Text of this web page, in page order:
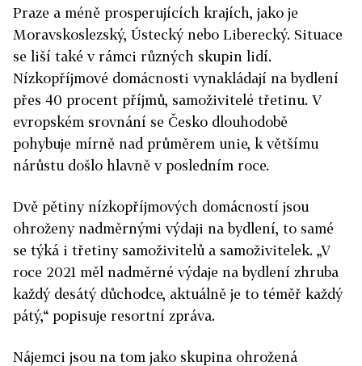
Praze a méně prosperujících krajích, jako je
Moravskoslezský, Ústecký nebo Liberecký. Situace
se liší také v rámci různých skupin lidí.
Nízkopříjmové domácnosti vynakládají na bydlení
přes 40 procent příjmů, samoživitelé třetinu. V
evropském srovnání se Česko dlouhodobě
pohybuje mírně nad průměrem unie, k většímu
nárůstu došlo hlavně v posledním roce.
Dvě pětiny nízkopříjmových domácností jsou
ohroženy nadměrnými výdaji na bydlení, to samé
se týká i třetiny samoživitelů a samoživitelek. „V
roce 2021 měl nadměrné výdaje na bydlení zhruba
každý desátý důchodce, aktuálně je to téměř každý
pátý,“ popisuje resortní zpráva.
Nájemci jsou na tom jako skupina ohrožená